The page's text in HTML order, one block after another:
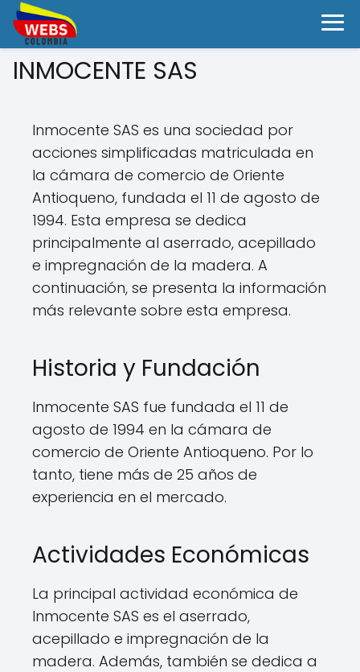
INMOCENTE SAS
Inmocente SAS es una sociedad por
acciones simplificadas matriculada en
la cámara de comercio de Oriente
Antioqueno, fundada el 11 de agosto de
1994. Esta empresa se dedica
principalmente al aserrado, acepillado
e impregnación de la madera. A
continuación, se presenta la información
más relevante sobre esta empresa.
Historia y Fundación
Inmocente SAS fue fundada el 11 de
agosto de 1994 en la cámara de
comercio de Oriente Antioqueno. Por lo
tanto, tiene más de 25 años de
experiencia en el mercado.
Actividades Económicas
La principal actividad económica de
Inmocente SAS es el aserrado,
acepillado e impregnación de la
madera. Además, también se dedica a